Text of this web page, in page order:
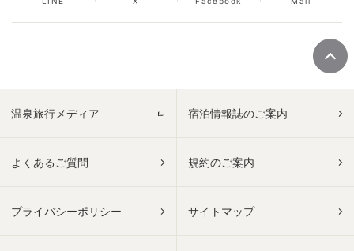
温泉旅行メディア 宿泊情報誌のご案内
よくあるご質問 規約のご案内
プライバシーポリシー サイトマップ